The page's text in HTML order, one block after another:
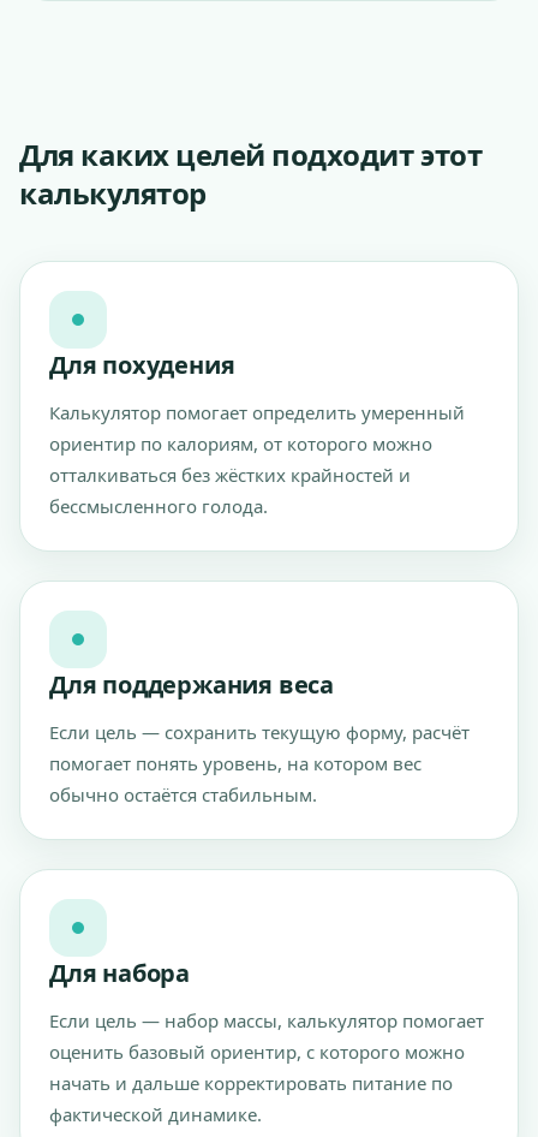
Для каких целей подходит этот
калькулятор
Для похудения
Калькулятор помогает определить умеренный
ориентир по калориям, от которого можно
отталкиваться без жёстких крайностей и
бессмысленного голода.
Для поддержания веса
Если цель — сохранить текущую форму, расчёт
помогает понять уровень, на котором вес
обычно остаётся стабильным.
Для набора
Если цель — набор массы, калькулятор помогает
оценить базовый ориентир, с которого можно
начать и дальше корректировать питание по
фактической динамике.